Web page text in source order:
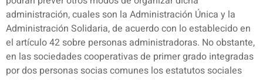
administración, cuales son la Administración Única y la
Administración Solidaria, de acuerdo con lo establecido en
el artículo 42 sobre personas administradoras. No obstante,
en las sociedades cooperativas de primer grado integradas
por dos personas socias comunes los estatutos sociales